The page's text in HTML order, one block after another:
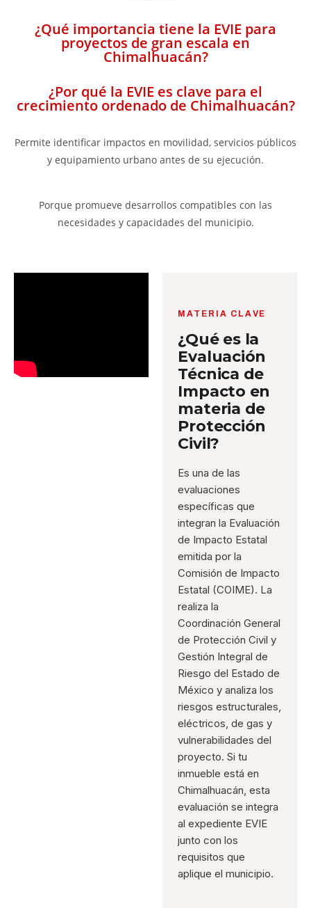
¿Qué importancia tiene la EVIE para
proyectos de gran escala en
Chimalhuacán?
¿Por qué la EVIE es clave para el
crecimiento ordenado de Chimalhuacán?
Permite identificar impactos en movilidad, servicios públicos
y equipamiento urbano antes de su ejecución.
Porque promueve desarrollos compatibles con las
necesidades y capacidades del municipio.
MATERIA CLAVE
¿Qué es la
Evaluación
Técnica de
Impacto en
materia de
Protección
Civil?
Es una de las
evaluaciones
específicas que
integran la Evaluación
de Impacto Estatal
emitida por la
Comisión de Impacto
Estatal (COIME). La
realiza la
Coordinación General
de Protección Civil y
Gestión Integral de
Riesgo del Estado de
México y analiza los
riesgos estructurales,
eléctricos, de gas y
vulnerabilidades del
proyecto. Si tu
inmueble está en
Chimalhuacán, esta
evaluación se integra
al expediente EVIE
junto con los
requisitos que
aplique el municipio.